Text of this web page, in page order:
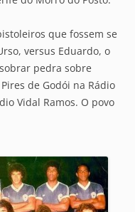
que fossem se
versus Eduardo, o
pedra sobre
de Godói na Rádio
Vidal Ramos. O povo